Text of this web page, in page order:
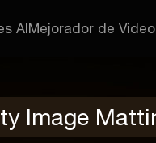
AIMejorador de
Image